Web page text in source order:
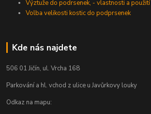
Výztuže do podrsenek, - vlastnosti a použití
Volba velikosti kostic do podprsenek
Kde nás najdete
506 01 Jičín, ul. Vrcha 168
Parkování a hl. vchod z ulice u Javůrkovy louky
Odkaz na mapu: